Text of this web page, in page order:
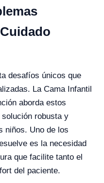
desafíos únicos que
La Cama Infantil
aborda estos
robusta y
niños. Uno de los
es la necesidad
que facilite tanto el
del paciente.